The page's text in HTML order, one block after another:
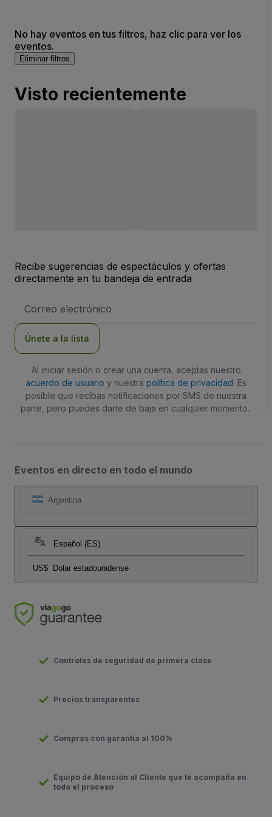
No hay eventos en tus filtros, haz clic para ver los
eventos.
Eliminar filtros
Visto recientemente
Recibe sugerencias de espectáculos y ofertas
directamente en tu bandeja de entrada
de
Únete a la lista
Al iniciar sesión o crear una cuenta, aceptas nuestro
acuerdo de usuario y nuestra política de privacidad. Es
posible que recibas notificaciones por SMS de nuestra
parte, pero puedes darte de baja en cualquier momento.
Eventos en directo en todo el mundo
Argentina
Español (ES)
US$ Dolar estadounidense
Controles de seguridad de primera clase
Precios transparentes
Compras con garantía al 100%
Equipo de Atención al Cliente que te acompaña en
todo el proceso